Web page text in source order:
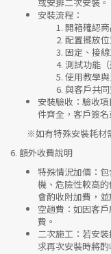
安裝流程 ：
開箱確認
配置擺放
固定、接
測試功能
使用教學
與客戶共
安裝驗收 ：驗收
件齊全，客戶簽
※如有特殊安裝耗材
6. 額外收費說明
特殊情況加價 ：
機、危險性較高
會酌收附加費，
空趟費 ：如因客
費。
二次施工 ：若安
求再次安裝時將酌